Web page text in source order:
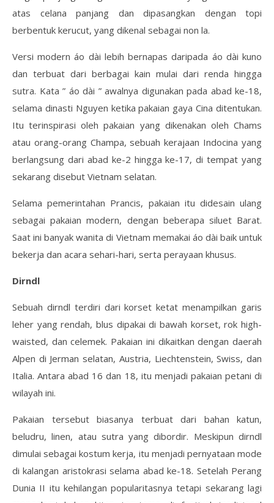
atas celana panjang dan dipasangkan dengan topi
berbentuk kerucut, yang dikenal sebagai non la.
Versi modern áo dài lebih bernapas daripada áo dài kuno
dan terbuat dari berbagai kain mulai dari renda hingga
sutra. Kata ” áo dài ” awalnya digunakan pada abad ke-18,
selama dinasti Nguyen ketika pakaian gaya Cina ditentukan.
Itu terinspirasi oleh pakaian yang dikenakan oleh Chams
atau orang-orang Champa, sebuah kerajaan Indocina yang
berlangsung dari abad ke-2 hingga ke-17, di tempat yang
sekarang disebut Vietnam selatan.
Selama pemerintahan Prancis, pakaian itu didesain ulang
sebagai pakaian modern, dengan beberapa siluet Barat.
Saat ini banyak wanita di Vietnam memakai áo dài baik untuk
bekerja dan acara sehari-hari, serta perayaan khusus.
Dirndl
Sebuah dirndl terdiri dari korset ketat menampilkan garis
leher yang rendah, blus dipakai di bawah korset, rok high-
waisted, dan celemek. Pakaian ini dikaitkan dengan daerah
Alpen di Jerman selatan, Austria, Liechtenstein, Swiss, dan
Italia. Antara abad 16 dan 18, itu menjadi pakaian petani di
wilayah ini.
Pakaian tersebut biasanya terbuat dari bahan katun,
beludru, linen, atau sutra yang dibordir. Meskipun dirndl
dimulai sebagai kostum kerja, itu menjadi pernyataan mode
di kalangan aristokrasi selama abad ke-18. Setelah Perang
Dunia II itu kehilangan popularitasnya tetapi sekarang lagi